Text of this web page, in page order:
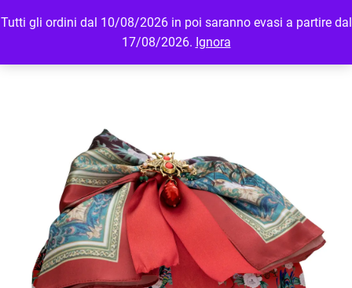
Tutti gli ordini dal 10/08/2026 in poi saranno evasi a partire dal
17/08/2026. Ignora
MENU LOGIN